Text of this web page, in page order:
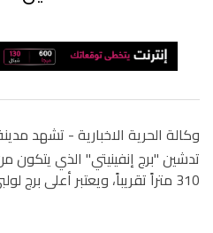
وكالة الحرية الاخبارية - تشهد
310 متراً تقريباً، ويعتبر أعلى برج لولبي في العالم.